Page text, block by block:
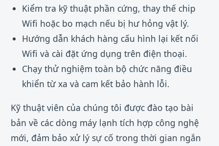
Kiểm tra kỹ thuật phần cứng, thay thế chip
Wifi hoặc bo mạch nếu bị hư hỏng vật lý.
Hướng dẫn khách hàng cấu hình lại kết nối
Wifi và cài đặt ứng dụng trên điện thoại.
Chạy thử nghiệm toàn bộ chức năng điều
khiển từ xa và cam kết bảo hành lỗi.
Kỹ thuật viên của chúng tôi được đào tạo bài
bản về các dòng máy lạnh tích hợp công nghệ
mới, đảm bảo xử lý sự cố trong thời gian ngắn